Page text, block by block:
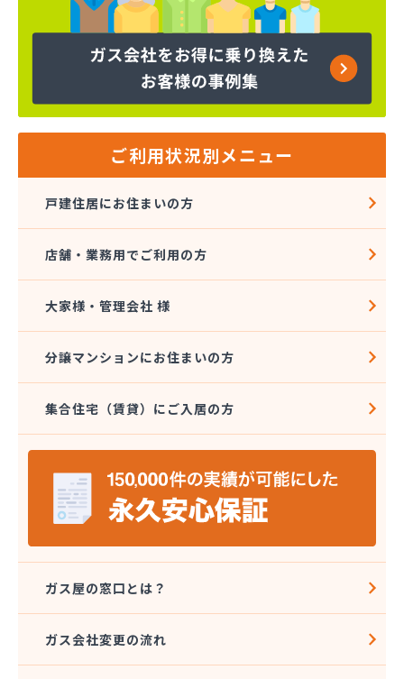
株式会社グローバルエナジー 石井支店
株式会社コープエナジー 足利営業所
株式会社コボリ・ガス
株式会社サイサン 宇都宮営業所
株式会社サイサン 今市営業所
株式会社サイサン 湯西川営業所
株式会社サイサン 物流管理
株式会社スガマタ
株式会社スミスケ
株式会社ミツウロコ 宇都宮オート営業所
株式会社ミツウロコ 宇都宮西部店
株式会社ミツウロコ 栃木支店
株式会社ミツウロコ 那須店
株式会社ミヤプロ
株式会社ミヤレン
株式会社ヤチネン
株式会社ヤマガス
株式会社稲葉商店
株式会社宇都宮プロパン容器検査工場
株式会社菊泉
株式会社県民ガス保安センター
ご利用状況別メニュー
戸建住居にお住まいの方
店舗・業務用でご利用の方
大家様・管理会社 様
分譲マンションにお住まいの方
集合住宅（賃貸）にご入居の方
ガス屋の窓口とは？
ガス会社変更の流れ